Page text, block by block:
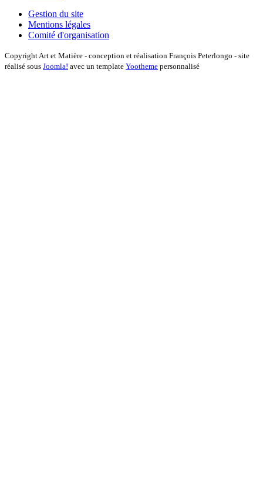
Gestion du site
Mentions légales
Comité d'organisation
Copyright Art et Matière - conception et réalisation François Peterlongo - site
réalisé sous Joomla! avec un template Yootheme personnalisé